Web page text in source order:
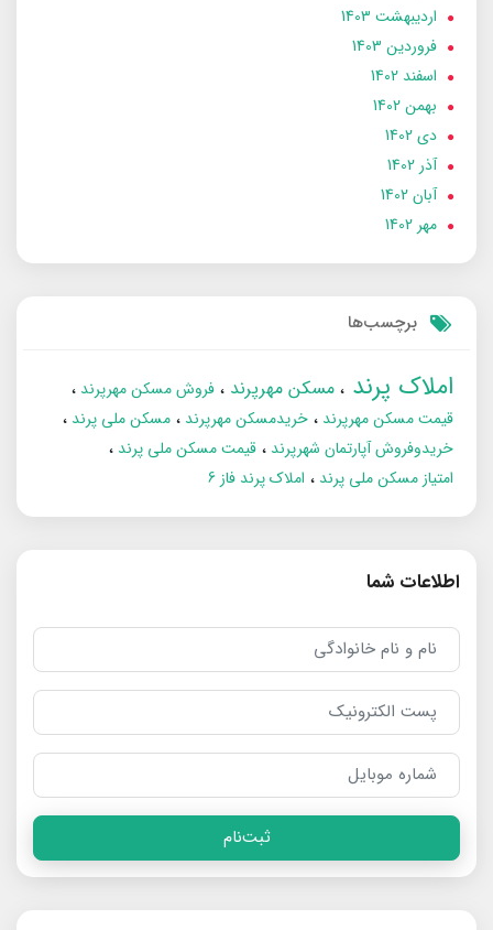
ارديبهشت 1403
فروردین 1403
اسفند 1402
بهمن 1402
دی 1402
آذر 1402
آبان 1402
مهر 1402
برچسب‌ها
املاک پرند مسکن مهرپرند
فروش مسکن مهرپرند
قیمت مسکن مهرپرند
خریدمسکن مهرپرند
مسکن ملی پرند
خریدوفروش آپارتمان شهرپرند
قیمت مسکن ملی پرند
امتیاز مسکن ملی پرند
املاک پرند فاز 6
اطلاعات شما
ثبت‌نام